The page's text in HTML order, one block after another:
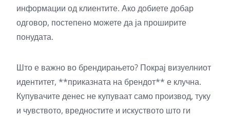
информации од клиентите. Ако добиете добар
одговор, постепено можете да ја проширите
понудата.
Што е важно во брендирањето? Покрај визуелниот
идентитет, **приказната на брендот** е клучна.
Купувачите денес не купуваат само производ, туку
и чувството, вредностите и искуството што ги